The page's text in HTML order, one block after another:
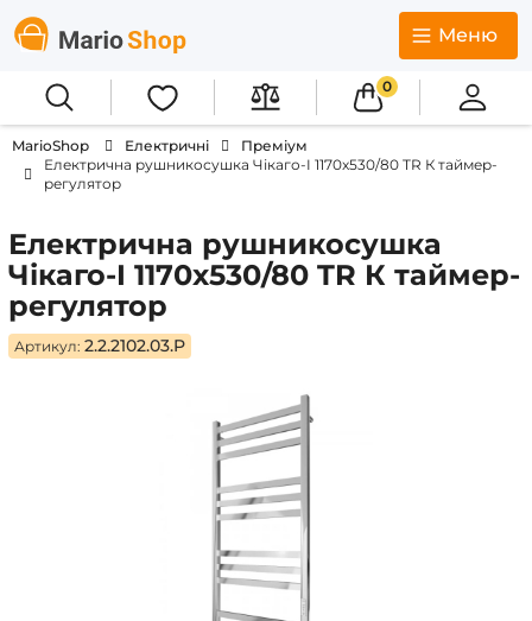
Меню
0
MarioShop Електричні
Преміум
Електрична рушникосушка Чікаго-I 1170x530/80 TR К таймер-
регулятор
Електрична рушникосушка
Чікаго-I 1170x530/80 TR К таймер-
регулятор
Артикул: 2.2.2102.03.P